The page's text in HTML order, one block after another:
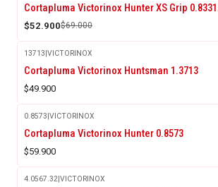
-23%
OFF
Cortapluma Victorinox Hunter XS Grip
$52.900$69.000
13713|VICTORINOX
Cortapluma Victorinox Huntsman 1.3713
$49.900
0.8573|VICTORINOX
Cortapluma Victorinox Hunter 0.8573
$59.900
4.0567.32|VICTORINOX